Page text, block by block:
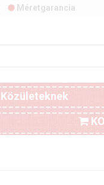
Méretgarancia
Közületeknek